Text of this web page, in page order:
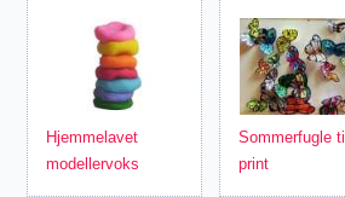
Hjemmelavet
modellervoks
Sommerfugle til
print